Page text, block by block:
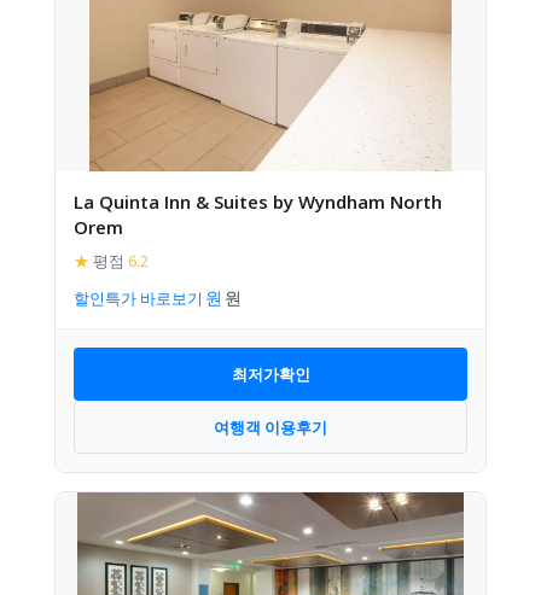
La Quinta Inn & Suites by Wyndham North
Orem
★ 평점 6.2
할인특가 바로보기
최저가확인
여행객 이용후기